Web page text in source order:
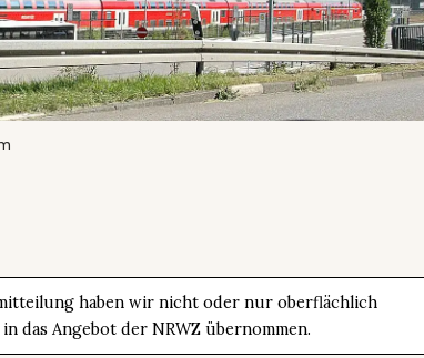
haben wir nicht oder nur oberflächlich
das Angebot der NRWZ übernommen.